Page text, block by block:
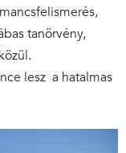
tanörvény,
lesz a hatalmas